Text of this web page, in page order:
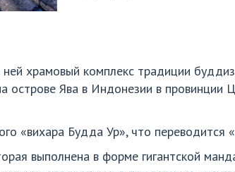
ней храмовый комплекс традиции
острове Ява в Индонезии в провинции
«вихара Будда Ур», что переводится
выполнена в форме гигантской